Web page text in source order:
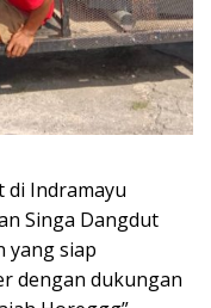
di Indramayu
Singa Dangdut
yang siap
dengan dukungan